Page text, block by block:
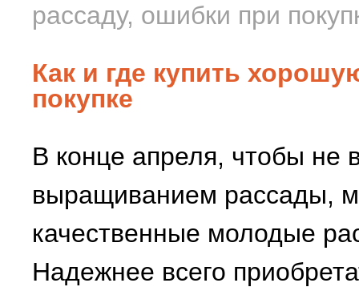
рассаду, ошибки при
Как и где купить
покупке
В конце апреля, чтобы не
выращиванием рассады,
качественные молодые
Надежнее всего